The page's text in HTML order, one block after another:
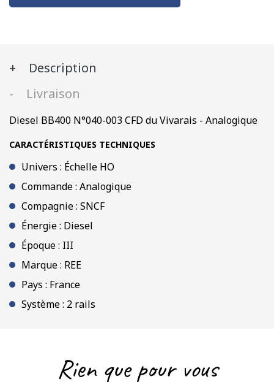
N°040-
Vivarais,
III
Description
Livraison
Diesel BB400 N°040-003 CFD du Vivarais - Analogique
CARACTÉRISTIQUES TECHNIQUES
Univers : Échelle HO
Commande : Analogique
Compagnie : SNCF
Énergie : Diesel
Époque : III
Marque : REE
Pays : France
Système : 2 rails
Rien que pour vous